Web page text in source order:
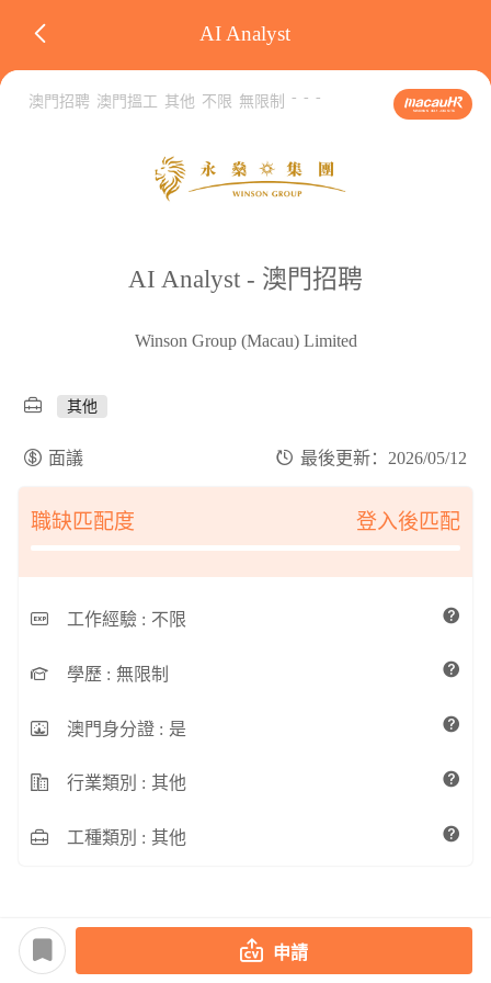
AI Analyst
澳門招聘 澳門搵工 其他 不限 無限制 - - -
AI Analyst - 澳門招聘
Winson Group (Macau) Limited
其他
面議 最後更新：2026/05/12
職缺匹配度 登入後匹配
工作經驗 : 不限
學歷 : 無限制
澳門身分證 : 是
行業類別 : 其他
工種類別 : 其他
申請